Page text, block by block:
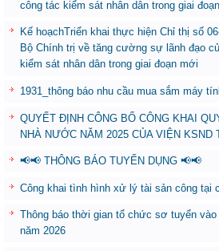
công tác kiểm sát nhân dân trong giai
Kế hoạchTriển khai thực hiện Chỉ thị số
Bộ Chính trị về tăng cường sự lãnh đạo
kiểm sát nhân dân trong giai đoạn mới
1931_thông báo nhu cầu mua sắm máy
QUYẾT ĐỊNH CÔNG BỐ CÔNG KHAI
NHÀ NƯỚC NĂM 2025 CỦA VIỆN KSND
📢📢 THÔNG BÁO TUYỂN DỤNG 📢📢
Công khai tình hình xử lý tài sản công tại
Thông báo thời gian tổ chức sơ tuyển
năm 2026